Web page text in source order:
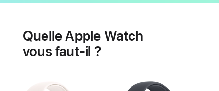
Quelle Apple Watch
vous faut-il ?